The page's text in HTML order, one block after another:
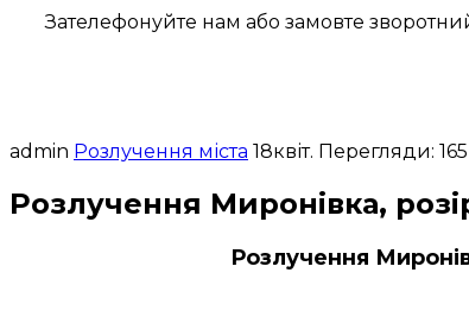
Зателефонуйте нам або замовте
admin Розлучення міста 18квіт. Перегляди: 165
Розлучення Миронівка,
Розлучення